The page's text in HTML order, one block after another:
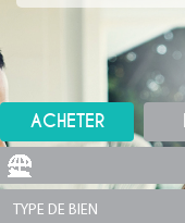
ACHETER
TYPE DE BIEN